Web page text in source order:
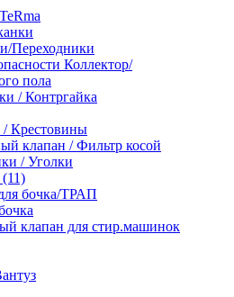
Переходники
Коллектор/
пола
/ Контргайка
Крестовины
клапан / Фильтр косой
/ Уголки
бочка/ТРАП
клапан для стир.машинок